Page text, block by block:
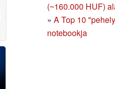
(~160.000 HUF)
» A Top 10
notebookja